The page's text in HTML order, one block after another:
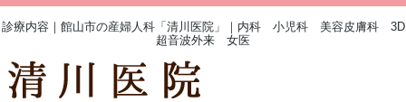
診療内容｜館山市の産婦人科「清川医院」｜内科 小児科 美容皮膚科 3D
超音波外来 女医